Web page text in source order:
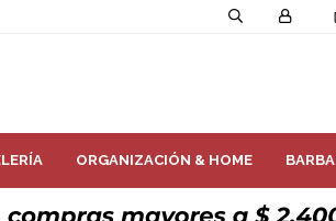
ORGANIZACIÓN & HOME